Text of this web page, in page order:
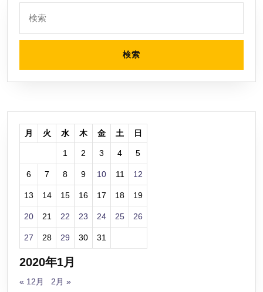
流）
索:
2020年1月
月 火 水 木 金 土 日
1 2 3 4 5
6 7 8 9 10 11 12
13 14 15 16 17 18 19
20 21 22 23 24 25 26
27 28 29 30 31
« 12月 2月 »